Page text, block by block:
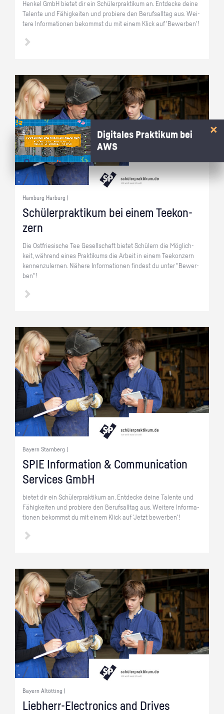
Hen­kel GmbH bie­tet dir ein Schü­ler­prak­ti­kum an. Ent­de­cke deine
Ta­len­te und Fä­hig­kei­ten und pro­bie­re den Be­rufs­all­tag aus. Wei­
te­re In­for­ma­tio­nen be­kommst du mit einem Klick auf 'Be­wer­ben'!
Hamburg Harburg |
Schü­ler­prak­ti­kum bei einem Tee­kon­
zern
Die Ost­frie­si­sche Tee Ge­sell­schaft bie­tet Schü­lern die Mög­lich­
keit, wäh­rend eines Prak­ti­kums die Ar­beit in einem Tee­kon­zern
ken­nen­zu­ler­nen. Nä­he­re In­for­ma­tio­nen fin­dest du unter "Be­wer­
ben"!
Bayern Starnberg |
SPIE In­for­ma­ti­on & Com­mu­ni­ca­ti­on
Ser­vices GmbH
bie­tet dir ein Schü­ler­prak­ti­kum an. Ent­de­cke deine Ta­len­te und
Fä­hig­kei­ten und pro­bie­re den Be­rufs­all­tag aus. Wei­te­re In­for­ma­
tio­nen be­kommst du mit einem Klick auf 'Jetzt be­wer­ben'!
Bayern Altötting |
Lieb­herr-Elec­tro­nics and Dri­ves
Digitales Praktikum bei
AWS